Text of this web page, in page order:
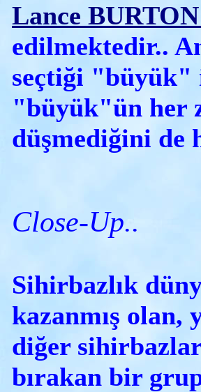
Lance BURTON
edilmektedir..
seçtiği "büyük"
"büyük"ün her
düşmediğini de
Close-Up..
Sihirbazlık
kazanmış olan,
diğer
bırakan bir